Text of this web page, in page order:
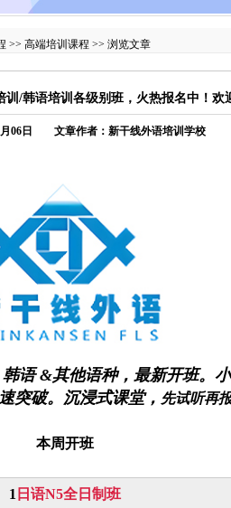
>> 高端培训课程 >> 浏览文章
/韩语培训各级别班，火热报名中！欢
月06日 文章作者：新干线外语培训学校
语 &其他语种，最新开班。
突破。沉浸式课堂， 先试听再
本周开班
1 日语N5全日制班